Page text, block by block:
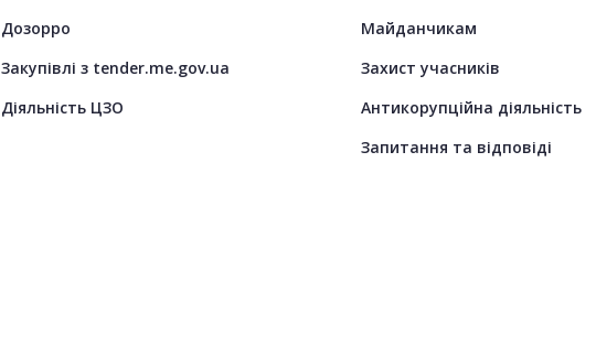
Дозорро
Закупівлі з tender.me.gov.ua
Діяльність ЦЗО
Майданчикам
Захист учасників
Антикорупційна діяльність
Запитання та відповіді